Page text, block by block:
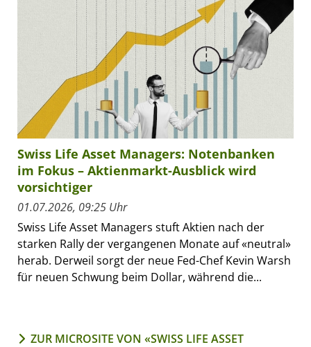
Swiss Life Asset Managers: Notenbanken
im Fokus – Aktienmarkt-Ausblick wird
vorsichtiger
01.07.2026, 09:25 Uhr
Swiss Life Asset Managers stuft Aktien nach der
starken Rally der vergangenen Monate auf «neutral»
herab. Derweil sorgt der neue Fed-Chef Kevin Warsh
für neuen Schwung beim Dollar, während die...
ZUR MICROSITE VON «SWISS LIFE ASSET